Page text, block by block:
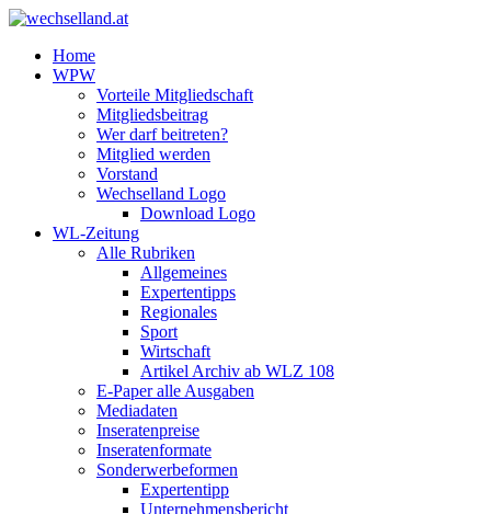
Home
WPW
Vorteile Mitgliedschaft
Mitgliedsbeitrag
Wer darf beitreten?
Mitglied werden
Vorstand
Wechselland Logo
Download Logo
WL-Zeitung
Alle Rubriken
Allgemeines
Expertentipps
Regionales
Sport
Wirtschaft
Artikel Archiv ab WLZ 108
E-Paper alle Ausgaben
Mediadaten
Inseratenpreise
Inseratenformate
Sonderwerbeformen
Expertentipp
Unternehmensbericht